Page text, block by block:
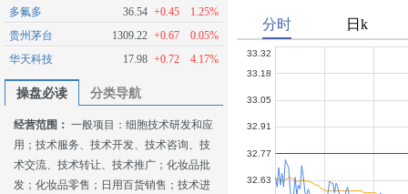
多氟多
36.54 +0.45
1.25%
贵州茅台
1309.22 +0.67
0.05%
华天科技
17.98 +0.72 4.17%
操盘必读 分类导航
经营范围： 一般项目：细胞技术研发和应
用；技术服务、技术开发、技术咨询、技
术交流、技术转让、技术推广；化妆品批
发；化妆品零售；日用百货销售；技术进